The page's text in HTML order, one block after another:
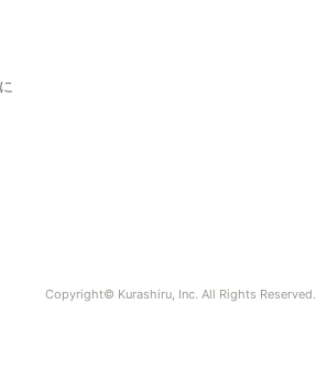
Copyright© Kurashiru, Inc. All Rights Reserved.